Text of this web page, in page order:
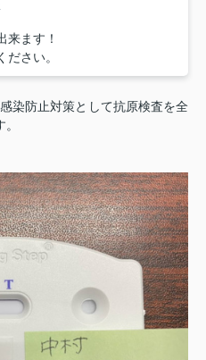
来ます！
さい。
染防止対策として抗原検査を全